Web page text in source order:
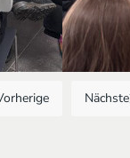
Nächste